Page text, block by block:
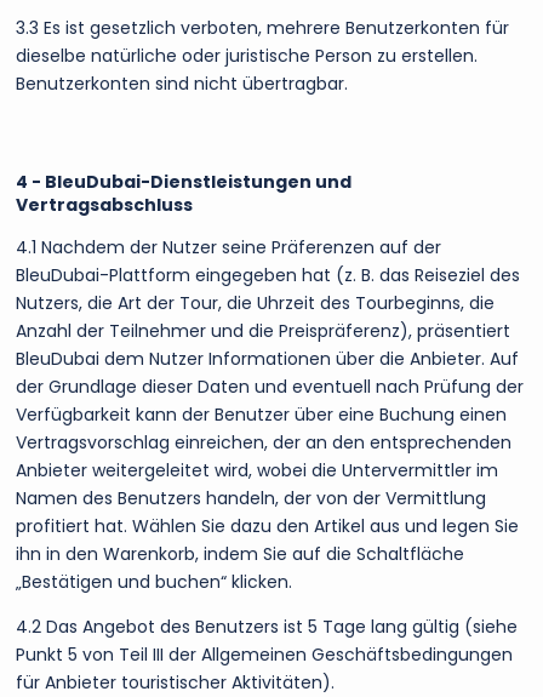
3.3 Es ist gesetzlich verboten, mehrere Benutzerkonten für
dieselbe natürliche oder juristische Person zu erstellen.
Benutzerkonten sind nicht übertragbar.
4 - BleuDubai-Dienstleistungen und
Vertragsabschluss
4.1 Nachdem der Nutzer seine Präferenzen auf der
BleuDubai-Plattform eingegeben hat (z. B. das Reiseziel des
Nutzers, die Art der Tour, die Uhrzeit des Tourbeginns, die
Anzahl der Teilnehmer und die Preispräferenz), präsentiert
BleuDubai dem Nutzer Informationen über die Anbieter. Auf
der Grundlage dieser Daten und eventuell nach Prüfung der
Verfügbarkeit kann der Benutzer über eine Buchung einen
Vertragsvorschlag einreichen, der an den entsprechenden
Anbieter weitergeleitet wird, wobei die Untervermittler im
Namen des Benutzers handeln, der von der Vermittlung
profitiert hat. Wählen Sie dazu den Artikel aus und legen Sie
ihn in den Warenkorb, indem Sie auf die Schaltfläche
„Bestätigen und buchen“ klicken.
4.2 Das Angebot des Benutzers ist 5 Tage lang gültig (siehe
Punkt 5 von Teil III der Allgemeinen Geschäftsbedingungen
für Anbieter touristischer Aktivitäten).